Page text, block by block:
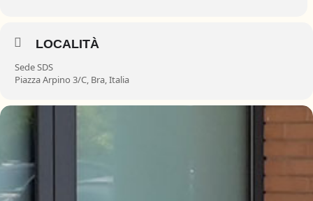
LOCALITÀ
Sede SDS
Piazza Arpino 3/C, Bra, Italia